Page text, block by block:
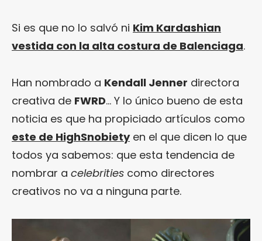
Si es que no lo salvó ni Kim Kardashian
vestida con la alta costura de Balenciaga.
Han nombrado a Kendall Jenner directora
creativa de FWRD… Y lo único bueno de esta
noticia es que ha propiciado artículos como
este de HighSnobietyen el que dicen lo que
todos ya sabemos: que esta tendencia de
nombrar a celebrities como directores
creativos no va a ninguna parte.